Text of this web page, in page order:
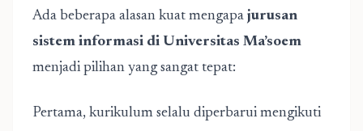
Ada beberapa alasan kuat mengapa jurusan
sistem informasi di Universitas Ma’soem
menjadi pilihan yang sangat tepat:
Pertama, kurikulum selalu diperbarui mengikuti